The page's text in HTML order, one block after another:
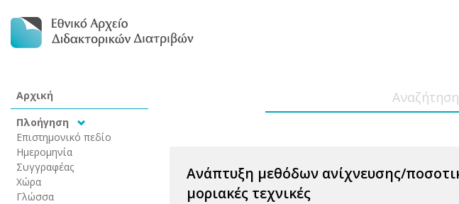
Αρχική
Πλοήγηση
Επιστημονικό πεδίο
Ημερομηνία
Συγγραφέας
Χώρα
Γλώσσα
Ανάπτυξη μεθόδων ανίχνευσης/
μοριακές τεχνικές